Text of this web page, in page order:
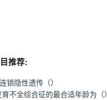
推荐:
锁隐性遗传（）
不全综合征的最合适年龄为（）